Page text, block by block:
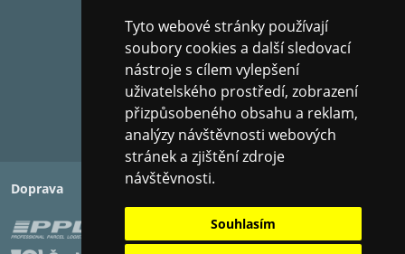
Tyto webové stránky používají
soubory cookies a další sledovací
nástroje s cílem vylepšení
uživatelského prostředí, zobrazení
přizpůsobeného obsahu a reklam,
analýzy návštěvnosti webových
stránek a zjištění zdroje
návštěvnosti.
Souhlasím
Doprava Platba